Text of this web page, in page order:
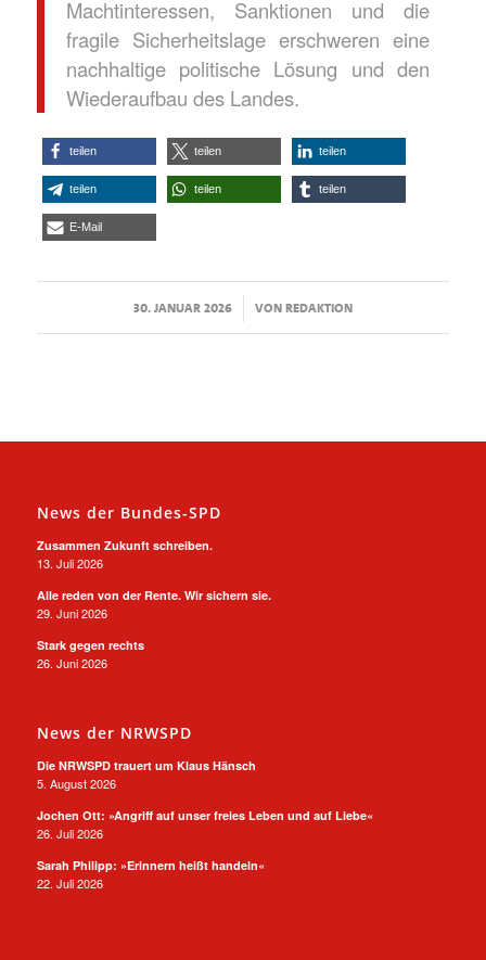
Machtinteressen, Sanktionen und die
fragile Sicherheitslage erschweren eine
nachhaltige politische Lösung und den
Wiederaufbau des Landes.
teilen teilen teilen
teilen teilen teilen
E-Mail
30. JANUAR 2026
/ VONREDAKTION
News der Bundes-SPD
Zusammen Zukunft schreiben.
13. Juli 2026
Alle reden von der Rente. Wir sichern sie.
29. Juni 2026
Stark gegen rechts
26. Juni 2026
News der NRWSPD
Die NRWSPD trauert um Klaus Hänsch
5. August 2026
Jochen Ott: »Angriff auf unser freies Leben und auf Liebe«
26. Juli 2026
Sarah Philipp: »Erinnern heißt handeln«
22. Juli 2026